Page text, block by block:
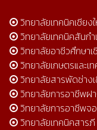
วิทยาลัยเทคนิคเชียง
วิทยาลัยเทคนิคสันก
วิทยาลัยอาชีวศึกษาเ
วิทยาลัยเกษตรและเท
วิทยาลัยสารพัดช่าง
วิทยาลัยการอาชีพฝ
วิทยาลัยการอาชีพจ
วิทยาลัยเทคนิคสารภี